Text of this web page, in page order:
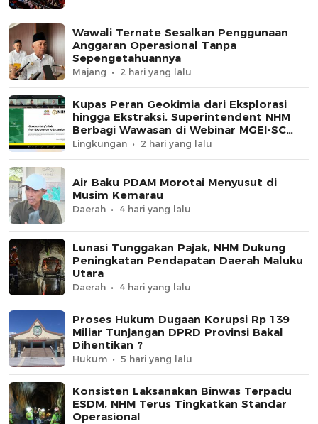
Wawali Ternate Sesalkan Penggunaan
Anggaran Operasional Tanpa
Sepengetahuannya
Majang 2 hari yang lalu
Kupas Peran Geokimia dari Eksplorasi
hingga Ekstraksi, Superintendent NHM
Berbagi Wawasan di Webinar MGEI-SC
UNG
Lingkungan 2 hari yang lalu
Air Baku PDAM Morotai Menyusut di
Musim Kemarau
Daerah 4 hari yang lalu
Lunasi Tunggakan Pajak, NHM Dukung
Peningkatan Pendapatan Daerah Maluku
Utara
Daerah 4 hari yang lalu
Proses Hukum Dugaan Korupsi Rp 139
Miliar Tunjangan DPRD Provinsi Bakal
Dihentikan ?
Hukum 5 hari yang lalu
Konsisten Laksanakan Binwas Terpadu
ESDM, NHM Terus Tingkatkan Standar
Operasional